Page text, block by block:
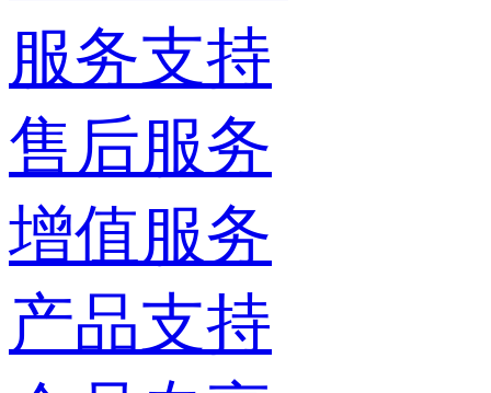
服务支持
售后服务
增值服务
产品支持